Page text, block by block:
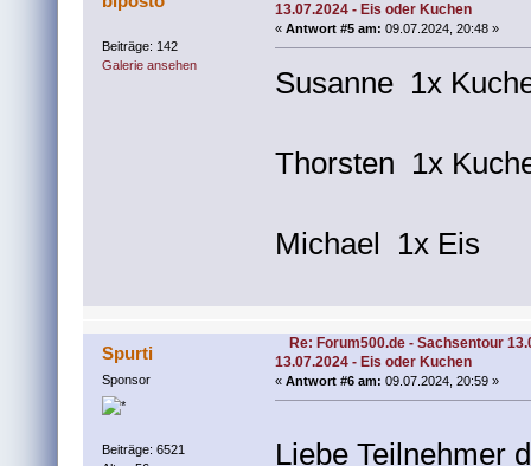
Beiträge: 142
Galerie ansehen
13.07.2024 - Eis oder Kuchen
«Antwort #5 am: 09.07.2024, 20:48 »
Susanne 1x
Thorsten 1x
Michael 1x Eis
Spurti
Sponsor
Beiträge: 6521
Re: Forum500.de - Sachsentour
13.07.2024 - Eis oder Kuchen
«Antwort #6 am: 09.07.2024, 20:59 »
Liebe Teilnehmer